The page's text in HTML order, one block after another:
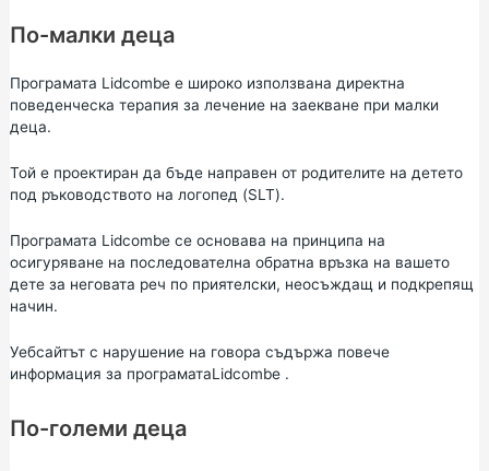
По-малки деца
Програмата Lidcombe е широко използвана директна
поведенческа терапия за лечение на заекване при малки
деца.
Той е проектиран да бъде направен от родителите на детето
под ръководството на логопед (SLT).
Програмата Lidcombe се основава на принципа на
осигуряване на последователна обратна връзка на вашето
дете за неговата реч по приятелски, неосъждащ и подкрепящ
начин.
Уебсайтът с нарушение на говора съдържа повече
информация за програматаLidcombe.
По-големи деца